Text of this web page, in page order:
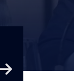
Next